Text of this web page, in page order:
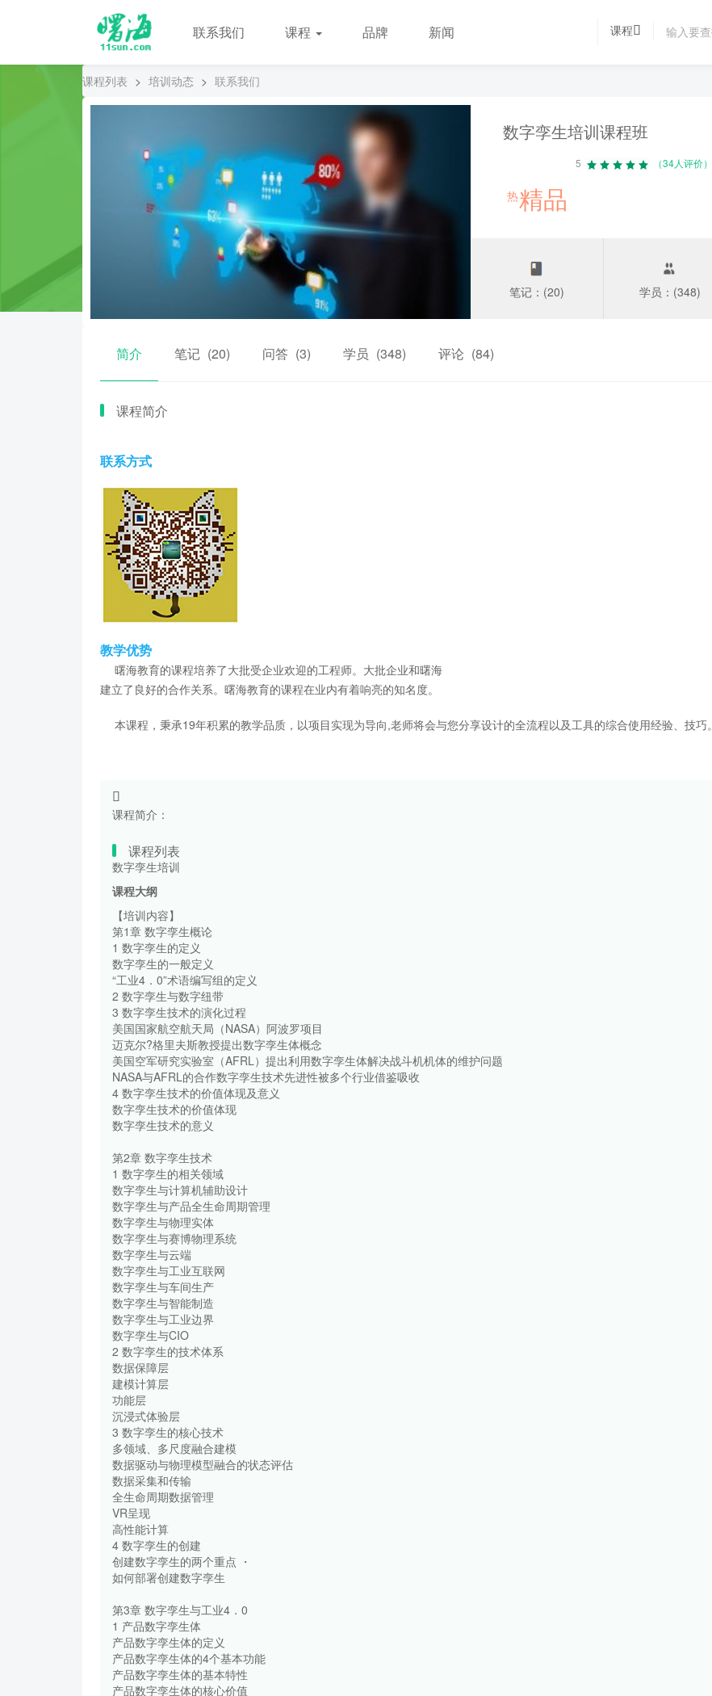
联系我们 课程 品牌 新闻 课程
课程列表 > 培训动态 > 联系我们
数字孪生培训课程班
5 （34人评价）
热精品
笔记：(20) 学员：(348)
简介 笔记 (20) 问答 (3) 学员 (348) 评论 (84)
课程简介
联系方式
教学优势
曙海教育的课程培养了大批受企业欢迎的工程师。大批企业和曙海
建立了良好的合作关系。曙海教育的课程在业内有着响亮的知名度。
本课程，秉承19年积累的教学品质，以项目实现为导向,老师将会与您分享设计的全流程以及工具的综合使用经验、技巧。
课程简介：
课程列表
数字孪生培训
课程大纲
【培训内容】
第1章 数字孪生概论
1 数字孪生的定义
数字孪生的一般定义
“工业4．0”术语编写组的定义
2 数字孪生与数字纽带
3 数字孪生技术的演化过程
美国国家航空航天局（NASA）阿波罗项目
迈克尔?格里夫斯教授提出数字孪生体概念
美国空军研究实验室（AFRL）提出利用数字孪生体解决战斗机机体的维护问题
NASA与AFRL的合作数字孪生技术先进性被多个行业借鉴吸收
4 数字孪生技术的价值体现及意义
数字孪生技术的价值体现
数字孪生技术的意义
第2章 数字孪生技术
1 数字孪生的相关领域
数字孪生与计算机辅助设计
数字孪生与产品全生命周期管理
数字孪生与物理实体
数字孪生与赛博物理系统
数字孪生与云端
数字孪生与工业互联网
数字孪生与车间生产
数字孪生与智能制造
数字孪生与工业边界
数字孪生与CIO
2 数字孪生的技术体系
数据保障层
建模计算层
功能层
沉浸式体验层
3 数字孪生的核心技术
多领域、多尺度融合建模
数据驱动与物理模型融合的状态评估
数据采集和传输
全生命周期数据管理
VR呈现
高性能计算
4 数字孪生的创建
创建数字孪生的两个重点 ・
如何部署创建数字孪生
第3章 数字孪生与工业4．0
1 产品数字孪生体
产品数字孪生体的定义
产品数字孪生体的4个基本功能
产品数字孪生体的基本特性
产品数字孪生体的核心价值